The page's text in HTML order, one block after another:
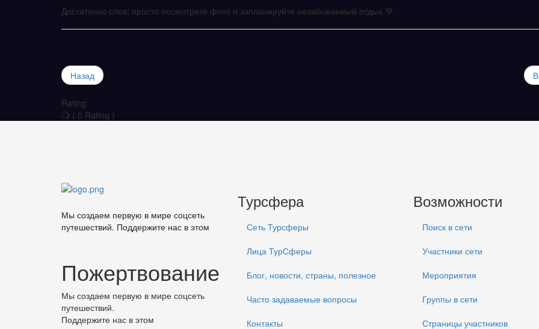
Достаточно слов: просто посмотрите фото и запланируйте незабываемый отдых 💚
Назад
Rating:
( 0 Rating )
Мы создаем первую в мире соцсеть
путешествий. Поддержите нас в этом
Пожертвование
Мы создаем первую в мире соцсеть
путешествий.
Поддержите нас в этом
Турсфера
Сеть Турсферы
Лица ТурСферы
Блог, новости, страны, полезное
Часто задаваемые вопросы
Контакты
Возможности
Поиск в сети
Участники сети
Мероприятия
Группы в сети
Страницы участников